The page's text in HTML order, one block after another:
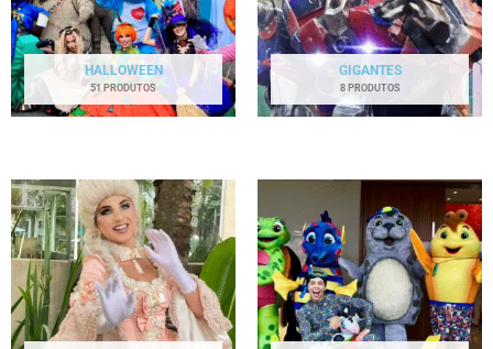
HALLOWEEN
51 PRODUTOS
GIGANTES
8 PRODUTOS